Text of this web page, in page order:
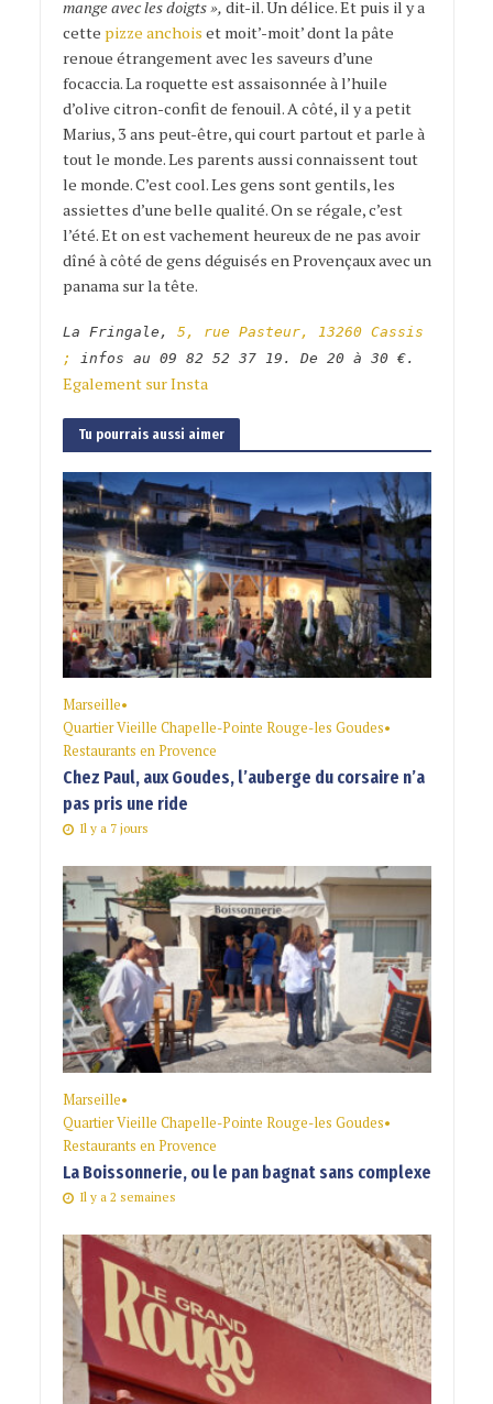
mange avec les doigts », dit-il. Un délice. Et puis il y a
cette pizze anchois et moit’-moit’ dont la pâte
renoue étrangement avec les saveurs d’une
focaccia. La roquette est assaisonnée à l’huile
d’olive citron-confit de fenouil. A côté, il y a petit
Marius, 3 ans peut-être, qui court partout et parle à
tout le monde. Les parents aussi connaissent tout
le monde. C’est cool. Les gens sont gentils, les
assiettes d’une belle qualité. On se régale, c’est
l’été. Et on est vachement heureux de ne pas avoir
dîné à côté de gens déguisés en Provençaux avec un
panama sur la tête.
La Fringale, 5, rue Pasteur, 13260 Cassis
;
infos au 09 82 52 37 19. De 20 à 30 €.
Egalement sur Insta
Tu pourrais aussi aimer
Marseille•
Quartier Vieille Chapelle-Pointe Rouge-les Goudes•
Restaurants en Provence
Chez Paul, aux Goudes, l’auberge du corsaire n’a
pas pris une ride
Il y a 7 jours
Marseille•
Quartier Vieille Chapelle-Pointe Rouge-les Goudes•
Restaurants en Provence
La Boissonnerie, ou le pan bagnat sans complexe
Il y a 2 semaines